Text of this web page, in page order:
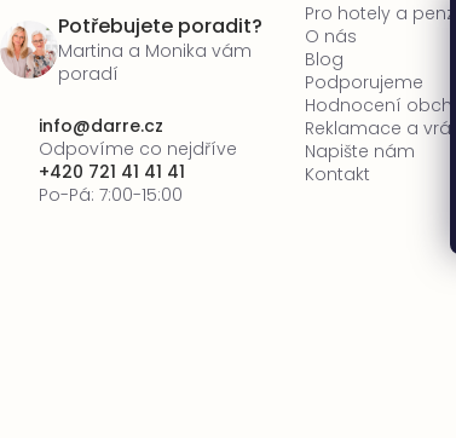
Potřebujete poradit?
Martina a Monika vám
poradí
info@darre.cz
Odpovíme co nejdříve
+420 721 41 41 41
Po-Pá: 7:00-15:00
Pro hotely a
O nás
Blog
Podporujeme
Hodnocení
Reklamace a
Napište nám
Kontakt